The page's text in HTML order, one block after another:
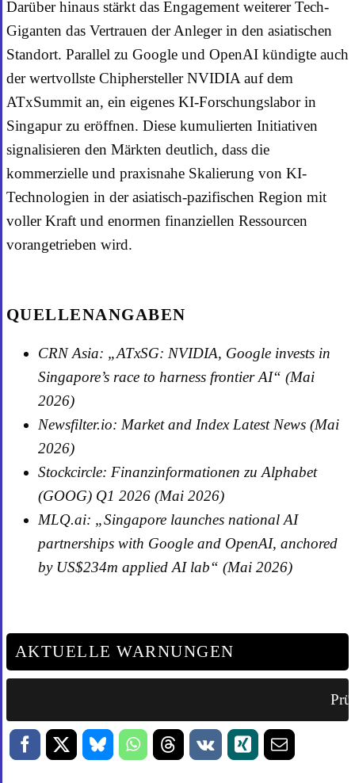
Darüber hinaus stärkt das Engagement weiterer Tech-
Giganten das Vertrauen der Anleger in den asiatischen
Standort. Parallel zu Google und OpenAI kündigte auch
der wertvollste Chiphersteller NVIDIA auf dem
ATxSummit an, ein eigenes KI-Forschungslabor in
Singapur zu eröffnen. Diese kumulierten Initiativen
signalisieren den Märkten deutlich, dass die
kommerzielle und praxisnahe Skalierung von KI-
Technologien in der asiatisch-pazifischen Region mit
voller Kraft und enormen finanziellen Ressourcen
vorangetrieben wird.
QUELLENANGABEN
CRN Asia: „ATxSG: NVIDIA, Google invests in
Singapore’s race to harness frontier AI“ (Mai
2026)
Newsfilter.io: Market and Index Latest News (Mai
2026)
Stockcircle: Finanzinformationen zu Alphabet
(GOOG) Q1 2026 (Mai 2026)
MLQ.ai: „Singapore launches national AI
partnerships with Google and OpenAI, anchored
by US$234m applied AI lab“ (Mai 2026)
AKTUELLE WARNUNGEN